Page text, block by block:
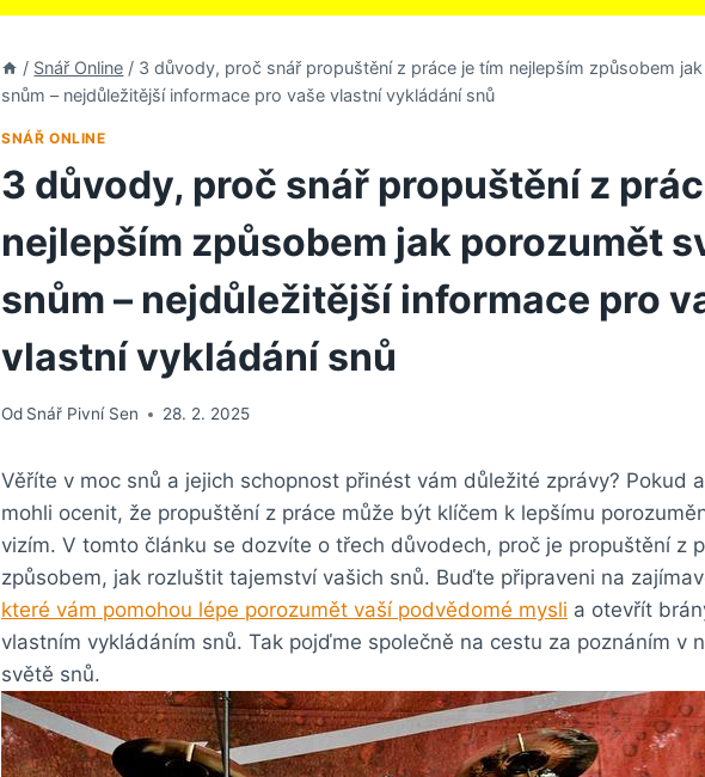
/ Snář Online / 3 důvody, proč snář propuštění z práce je tím nejlepším způsobem
snům – nejdůležitější informace pro vaše vlastní vykládání snů
SNÁŘ ONLINE
3 důvody, proč snář propuštění z
nejlepším způsobem jak porozumět
snům – nejdůležitější informace pro
vlastní vykládání snů
Od Snář Pivní Sen 28. 2. 2025
Věříte v moc snů a jejich schopnost přinést vám důležité zprávy? Pokud
mohli ocenit, že propuštění z práce může být klíčem k lepšímu
vizím. V tomto článku se dozvíte o třech důvodech, proč je propuštění z
způsobem, jak rozluštit tajemství vašich snů. Buďte připraveni na
které vám pomohou lépe porozumět vaší podvědomé mysli a otevřít
vlastním vykládáním snů. Tak pojďme společně na cestu za poznáním v
světě snů.